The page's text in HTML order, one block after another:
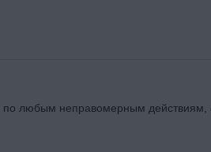
по любым неправомерным действиям,